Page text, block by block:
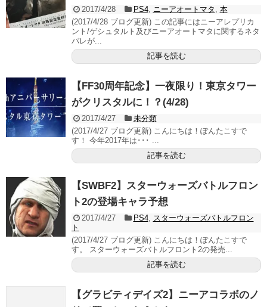
2017/4/28 PS4, ニーアオートマタ
本
(2017/4/28 ブログ更新) この記事にはニーアレプリカ
ント/ゲシュタルト及びニーアオートマタに関するネタ
バレが...
記事を読む
【FF30周年記念】一夜限り！東京タワー
がクリスタルに！？(4/28)
2017/4/27
未分類
(2017/4/27 ブログ更新) こんにちは！ぽんたこすで
す！ 今年2017年は･･･ ...
記事を読む
【SWBF2】スターウォーズバトルフロン
ト2の登場キャラ予想
2017/4/27 PS4,
スターウォーズバトルフロン
ト
(2017/4/27 ブログ更新) こんにちは！ぽんたこすで
す。 スターウォーズバトルフロント2の発売...
記事を読む
【グラビティデイズ2】ニーアコラボのノ